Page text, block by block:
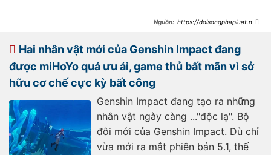
https://doisongphapluat.ngu
vat-moi-dang-mong-doi-cuoi-phien-
ban-5x-a488282.html
Hai nhân vật mới của Genshin Impact đang
được miHoYo quá ưu ái, game thủ bất mãn vì sở
hữu cơ chế cực kỳ bất công
Genshin Impact đang tạo ra những
nhân vật ngày càng ..."độc lạ". Bộ
đôi mới của Genshin Impact. Dù chỉ
vừa mới ra mắt phiên bản 5.1, thế